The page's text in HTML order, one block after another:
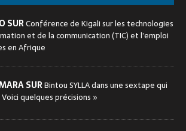
SURConférence de Kigali sur les technologies
et de la communication (TIC) et l’emploi
en Afrique
SURBintou SYLLA dans une sextape qui
quelques précisions »